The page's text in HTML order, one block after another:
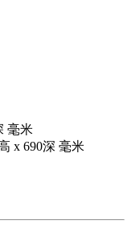
毫米
x 690深 毫米